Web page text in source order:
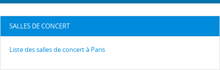
SALLES DE CONCERT
Liste des salles de concert à Paris